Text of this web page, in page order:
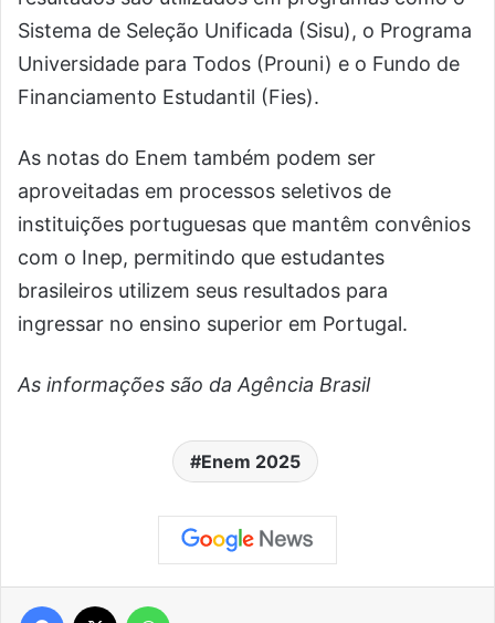
Sistema de Seleção Unificada (Sisu), o Programa
Universidade para Todos (Prouni) e o Fundo de
Financiamento Estudantil (Fies).
As notas do Enem também podem ser
aproveitadas em processos seletivos de
instituições portuguesas que mantêm convênios
com o Inep, permitindo que estudantes
brasileiros utilizem seus resultados para
ingressar no ensino superior em Portugal.
As informações são da Agência Brasil
Enem 2025
Facebook